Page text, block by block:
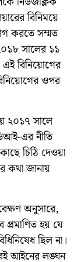
বিনিময়ে
করতে সম্মত
সালের ১১
বিনিয়োগের
ওপর
২০১৭ সালে
এর নীতি
চিঠি দেওয়া
কথা জানায়
অনুসারে,
প্রমাণিত হয় যে
ছিল না।
আইনের লঙ্ঘন